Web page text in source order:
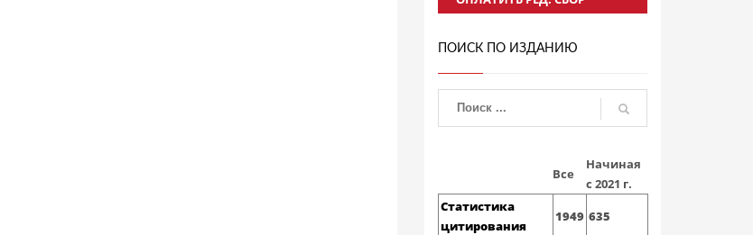
ПОИСК ПО ИЗДАНИЮ
Все
Начиная
с 2021 г.
Статистика
цитирования
1949 635